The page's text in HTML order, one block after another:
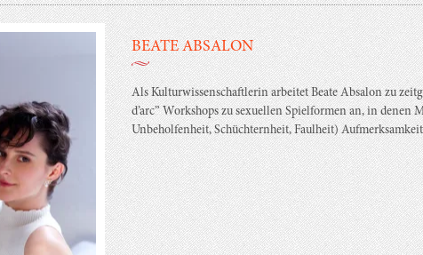
BEATE ABSALON
Als Kulturwissenschaftlerin arbeitet Beate Absalon zu
d’arc” Workshops zu sexuellen Spielformen an, in
Unbeholfenheit, Schüchternheit, Faulheit)